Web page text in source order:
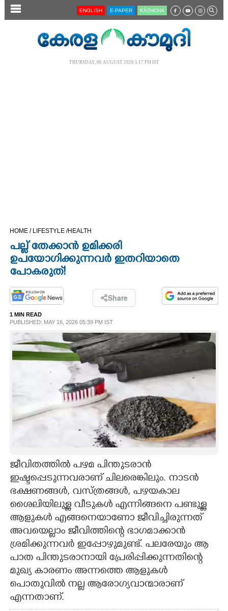
SECTIONS
OPINION
PHOTOS
LIFESTYLE
SPIRITUAL
ART
CARTOONS
LITERATURE
ZOOM
CONTACT US
ENGLISH E-PAPER KĀZHCHA
THURSDAY, 06 AUGUST 2026 5.17 PM IST
HOME / LIFESTYLE /HEALTH
പല്ല് തേക്കാൻ ഉമിക്കരി
ഉപയോഗിക്കുന്നവർ ഇതറിയാതെ
പോകരുത്!
Share
1 MIN READ
PUBLISHED: MAY 16, 2026 05:39 PM IST
ജീവിതത്തിൽ പഴമ പിന്തുടരാൻ
ഇഷ്ടപ്പെടുന്നവരാണ് ചിലരെങ്കിലും. നാടൻ
ഭക്ഷണങ്ങൾ, വസ്ത്രങ്ങൾ, പഴയകാല
ശൈലിയിലുള്ള വീടുകൾ എന്നിങ്ങനെ പണ്ടുള്ള
ആളുകൾ എങ്ങനെയാണോ ജീവിച്ചിരുന്നത്
അവയെല്ലാം ജീവിത്തിന്റെ ഭാ​ഗമാക്കാൻ
ശ്രമിക്കുന്നവർ ഇപ്പോഴുമുണ്ട്. പലരേയും ആ
പാത പിന്തുടരാനായി പ്രേരിപ്പിക്കുന്നതിന്റെ
മുഖ്യ കാരണം അന്നത്തെ ആളുകൾ
പൊതുവിൽ നല്ല ആരോ​ഗ്യവാന്മാരാണ്
എന്നതാണ്.